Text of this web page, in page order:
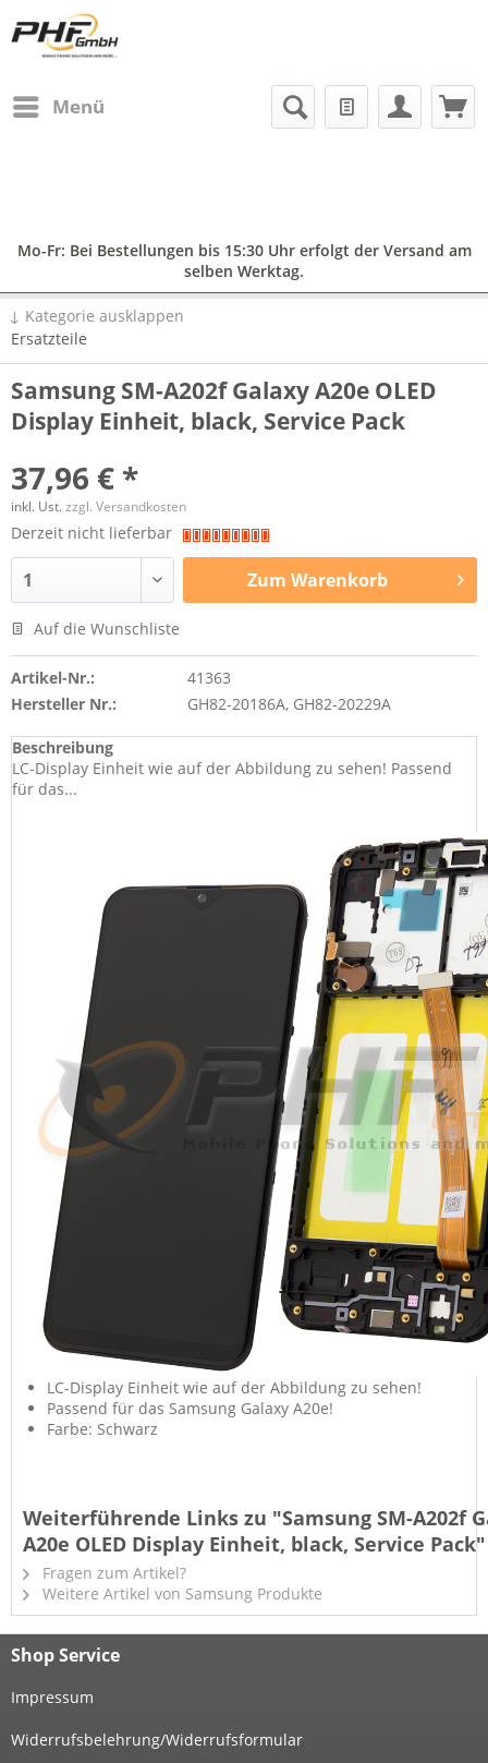
Menü
Mo-Fr: Bei Bestellungen bis 15:30 Uhr erfolgt der Versand am
selben Werktag.
↓ Kategorie ausklappen
Ersatzteile
Samsung SM-A202f Galaxy A20e OLED
Display Einheit, black, Service Pack
37,96 € *
inkl. Ust.zzgl. Versandkosten
Derzeit nicht lieferbar
Zum Warenkorb
Auf die Wunschliste
Artikel-Nr.:
41363
Hersteller Nr.:
GH82-20186A, GH82-20229A
Beschreibung
LC-Display Einheit wie auf der Abbildung zu sehen! Passend
für das...
LC-Display Einheit wie auf der Abbildung zu sehen!
Passend für das Samsung Galaxy A20e!
Farbe: Schwarz
Weiterführende Links zu "Samsung SM-A202f
A20e OLED Display Einheit, black, Service Pack"
Fragen zum Artikel?
Weitere Artikel von Samsung Produkte
Shop Service
Impressum
Widerrufsbelehrung/Widerrufsformular